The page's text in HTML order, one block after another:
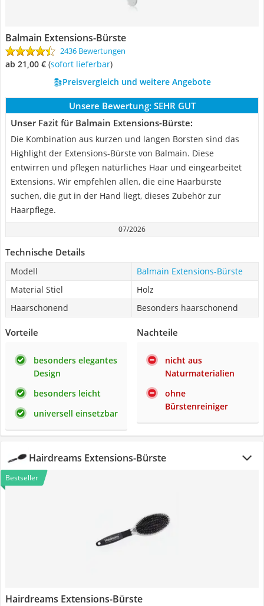
Balmain Extensions-Bürste
2436 Bewertungen
ab 21,00 € ( Sofort lieferbar)
Preisvergleich und weitere Angebote
Unsere Bewertung: SEHR GUT
Unser Fazit für Balmain Extensions-Bürste:
Die Kombination aus kurzen und langen Borsten sind das
Highlight der Extensions-Bürste von Balmain. Diese
entwirren und pflegen natürliches Haar und eingearbeitet
Extensions. Wir empfehlen allen, die eine Haarbürste
suchen, die gut in der Hand liegt, dieses Zubehör zur
Haarpflege.
07/2026
Technische Details
Modell
Balmain Extensions-Bürste
Material Stiel
Holz
Haarschonend
Besonders haarschonend
Vorteile
besonders elegantes
Design
besonders leicht
universell einsetzbar
Nachteile
nicht aus
Naturmaterialien
ohne
Bürstenreiniger
Hairdreams Extensions-Bürste
Bestseller
Hairdreams Extensions-Bürste